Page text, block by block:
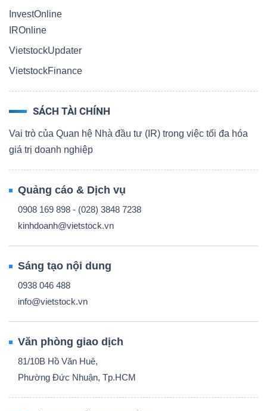
InvestOnline
IROnline
VietstockUpdater
VietstockFinance
SÁCH TÀI CHÍNH
Vai trò của Quan hệ Nhà đầu tư (IR) trong việc tối đa hóa
giá trị doanh nghiệp
Quảng cáo & Dịch vụ
0908 169 898 - (028) 3848 7238
kinhdoanh@vietstock.vn
Sáng tạo nội dung
0938 046 488
info@vietstock.vn
Văn phòng giao dịch
81/10B Hồ Văn Huê,
Phường Đức Nhuận, Tp.HCM